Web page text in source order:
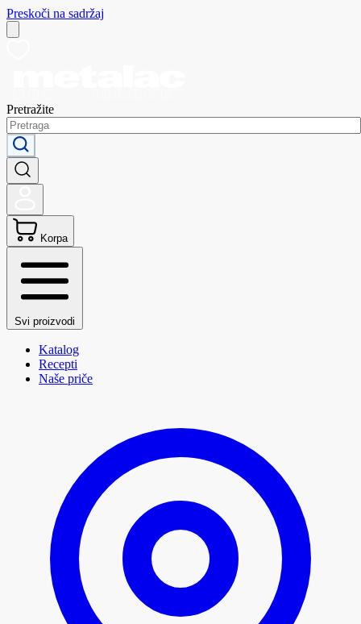
Preskoči na sadržaj
Pretražite
Korpa
Svi proizvodi
Katalog
Recepti
Naše priče